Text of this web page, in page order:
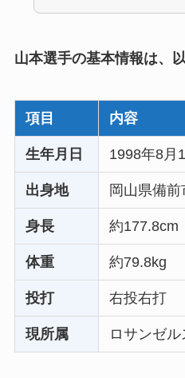
山本選手の基本情報は、
項目 内容
生年月日 1998年8月
出身地 岡山県備前
身長 約177.8cm
体重 約79.8kg
投打 右投右打
現所属 ロサンゼ